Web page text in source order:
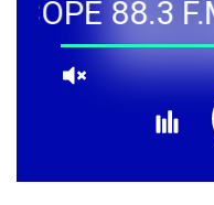
88.3 F.M